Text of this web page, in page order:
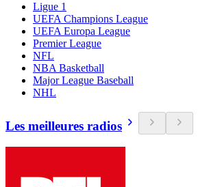
Ligue 1
UEFA Champions League
UEFA Europa League
Premier League
NFL
NBA Basketball
Major League Baseball
NHL
Les meilleures radios